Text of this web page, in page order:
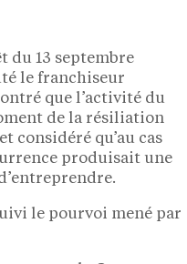
du 13 septembre
le franchiseur
que l’activité du
de la résiliation
considéré qu’au cas
produisait une
le pourvoi mené par